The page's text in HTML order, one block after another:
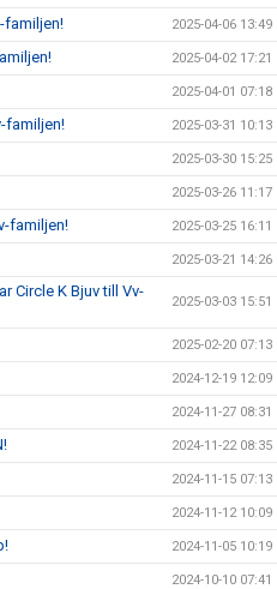
familjen! 2025-04-06 13:49
2025-04-02 17:21
2025-04-01 07:18
familjen! 2025-03-31 10:13
2025-03-30 15:25
2025-03-26 11:17
familjen! 2025-03-25 16:11
2025-03-21 14:26
Circle K Bjuv till Vv-
2025-03-03 15:51
2025-02-20 07:13
2024-12-19 12:09
2024-11-27 08:31
2024-11-22 08:35
2024-11-15 07:13
2024-11-12 10:09
2024-11-05 10:19
2024-10-10 07:41